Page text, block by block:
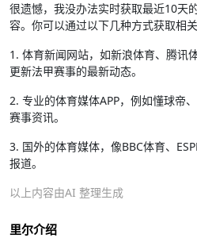
很遗憾，我没办法实时获取最近10天
容。你可以通过以下几种方式获取相关
1. 体育新闻网站，如新浪体育、腾讯
更新法甲赛事的最新动态。
2. 专业的体育媒体APP，例如懂球帝
赛事资讯。
3. 国外的体育媒体，像BBC体育、
报道。
以上内容由AI 整理生成
里尔介绍